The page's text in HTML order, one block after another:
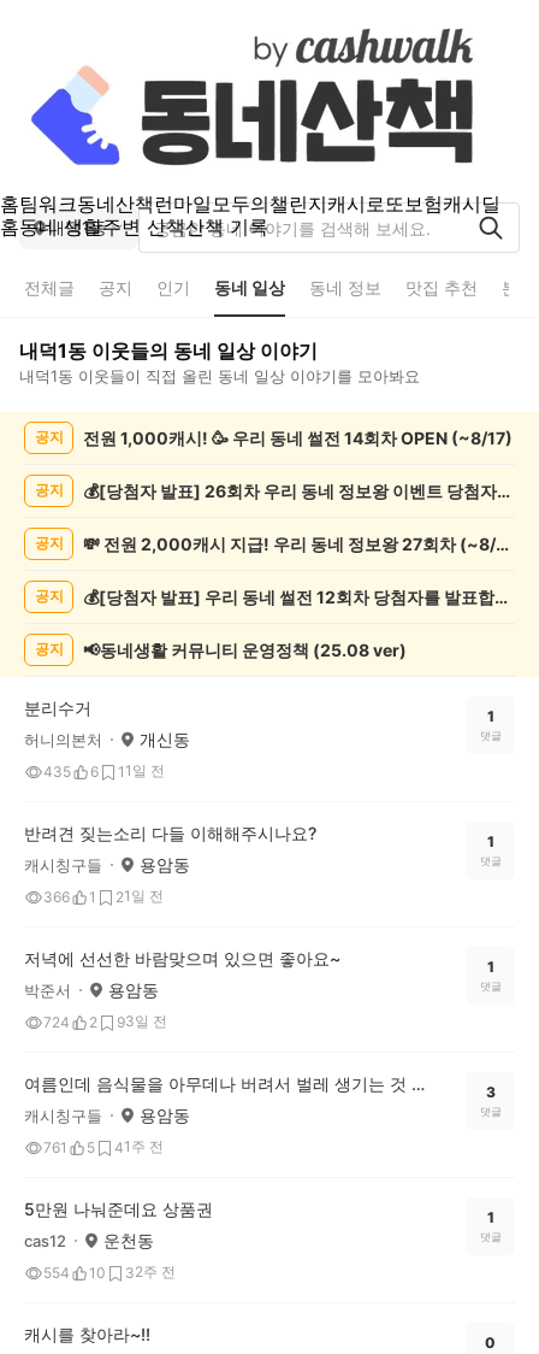
홈팀워크동네산책런마일모두의챌린지캐시로또보험캐시딜
홈동네 생활주변 산책산책 기록
내덕1동
전체글 공지 인기 동네 일상 동네 정보 맛집 추천 분
내덕1동 이웃들의 동네 일상이야기
내덕1동 이웃들이 직접 올린 동네 일상 이야기를 모아봐요
목
공지 전원 1,000캐시! 🥳 우리 동네 썰전 14회차 OPEN (~8/17)
공지 💰[당첨자 발표] 26회차 우리 동네 정보왕 이벤트 당첨자를 발표합니다!
공지 💸 전원 2,000캐시 지급! 우리 동네 정보왕 27회차 (~8/10)
공지 💰[당첨자 발표] 우리 동네 썰전 12회차 당첨자를 발표합니다!
공지 📢동네생활 커뮤니티 운영정책 (25.08 ver)
분리수거
허니의본처 개신동
435 6 1 1일 전
1
댓글
반려견 짖는소리 다들 이해해주시나요?
캐시칭구들 용암동
366 1 21일 전
1
댓글
저녁에 선선한 바람맞으며 있으면 좋아요~
박준서 용암동
724 2 93일 전
1
댓글
여름인데 음식물을 아무데나 버려서 벌레 생기는 것 같아요
캐시칭구들 용암동
761 5 41주 전
3
댓글
5만원 나눠준데요 상품권
cas12 운천동
554 10 32주 전
1
댓글
캐시를 찾아라~!! 0